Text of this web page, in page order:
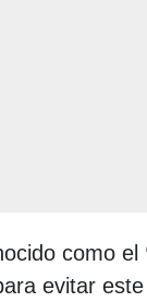
como el
evitar